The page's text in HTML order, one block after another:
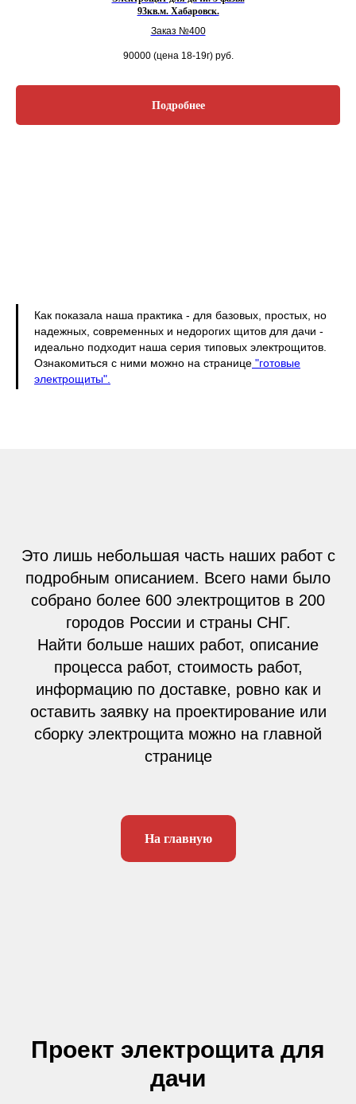
93кв.м. Хабаровск.
Заказ №400
90000 (цена 18-19г) руб.
Подробнее
Как показала наша практика - для базовых, простых, но
надежных, современных и недорогих щитов для дачи -
идеально подходит наша серия типовых электрощитов.
Ознакомиться с ними можно на странице "готовые
электрощиты".
Это лишь небольшая часть наших работ с
подробным описанием. Всего нами было
собрано более 600 электрощитов в 200
городов России и страны СНГ.
Найти больше наших работ, описание
процесса работ, стоимость работ,
информацию по доставке, ровно как и
оставить заявку на проектирование или
сборку электрощита можно на главной
странице
На главную
Проект электрощита для
дачи